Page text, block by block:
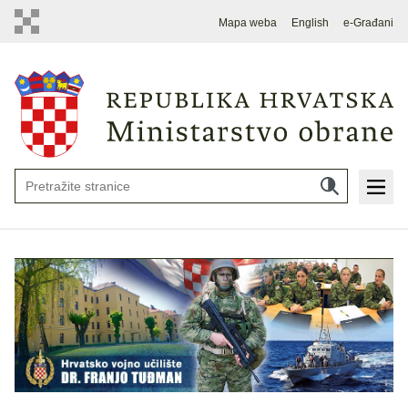
Mapa weba English e-Građani